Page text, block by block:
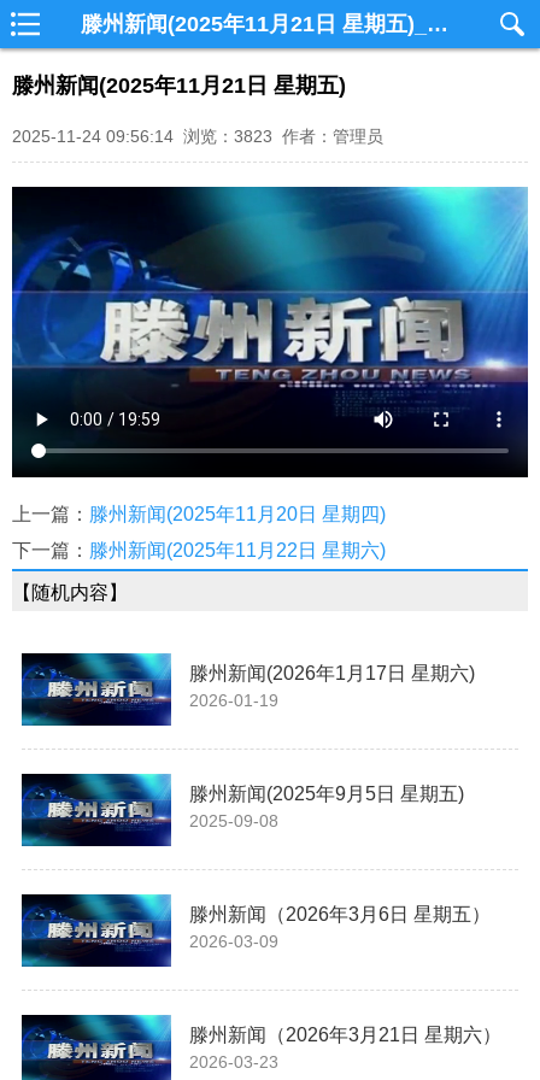
滕州新闻(2025年11月21日 星期五)_滕州网视
滕州新闻(2025年11月21日 星期五)
2025-11-24 09:56:14 浏览：3823 作者：管理员
上一篇： 滕州新闻(2025年11月20日 星期四)
下一篇： 滕州新闻(2025年11月22日 星期六)
【随机内容】
滕州新闻(2026年1月17日 星期六)
2026-01-19
滕州新闻(2025年9月5日 星期五)
2025-09-08
滕州新闻（2026年3月6日 星期五）
2026-03-09
滕州新闻（2026年3月21日 星期六）
2026-03-23